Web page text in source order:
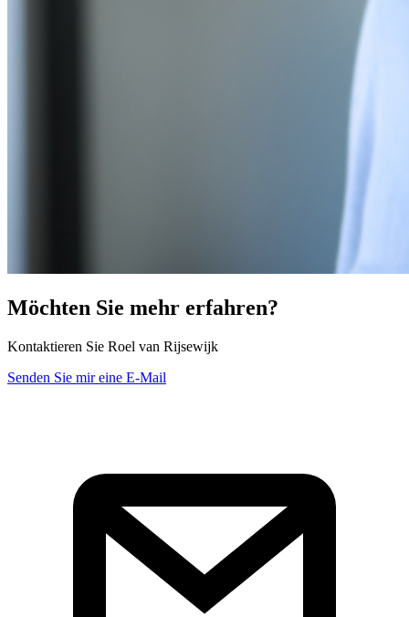
Möchten Sie mehr erfahren?
Kontaktieren Sie Roel van Rijsewijk
Senden Sie mir eine E-Mail